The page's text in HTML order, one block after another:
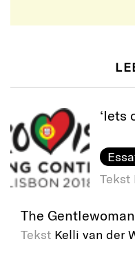
‘Iets
Tekst
The Gentlewoman
Tekst Kelli van der